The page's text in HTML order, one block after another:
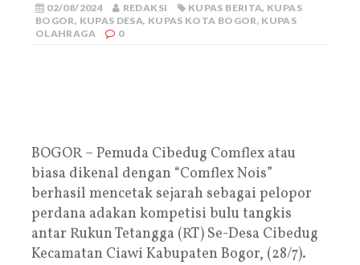
02/08/2024 REDAKSI KUPAS BERITA, KUPAS
BOGOR, KUPAS DESA, KUPAS KOTA BOGOR, KUPAS
OLAHRAGA
0
BOGOR – Pemuda Cibedug Comflex atau
biasa dikenal dengan “Comflex Nois”
berhasil mencetak sejarah sebagai pelopor
perdana adakan kompetisi bulu tangkis
antar Rukun Tetangga (RT) Se-Desa Cibedug
Kecamatan Ciawi Kabupaten Bogor, (28/7).